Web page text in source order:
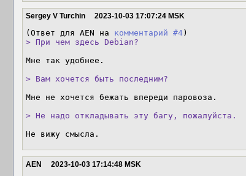
Sergey V Turchin 2023-10-03 17:07:24 MSK
(Ответ для AEN на комментарий #4
> При чем здесь Debian?
Мне так удобнее.
> Вам хочется быть последним?
Мне не хочется бежать впереди паровоза.
> Не надо откладывать эту багу, пожалуйста.
Не вижу смысла.
AEN 2023-10-03 17:14:48 MSK